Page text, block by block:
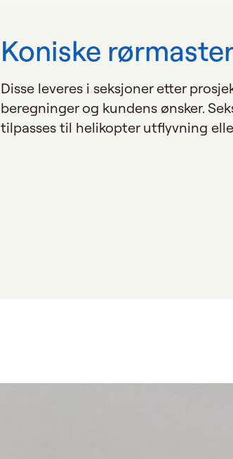
Koniske
Disse leveres i seksjoner etter
beregninger og kundens ønsker.
tilpasses til helikopter utflyvning